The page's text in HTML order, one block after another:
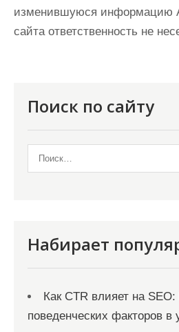
изменившуюся информацию
сайта ответственность не
Поиск по сайту
Набирает
Как CTR влияет на SEO:
поведенческих факторов в